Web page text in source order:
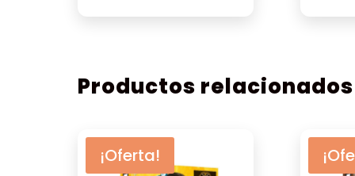
Productos relacionados
¡Oferta!